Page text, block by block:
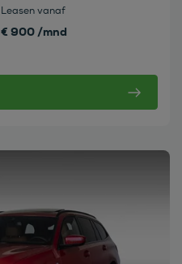
Leasen vanaf
€ 900 /mnd